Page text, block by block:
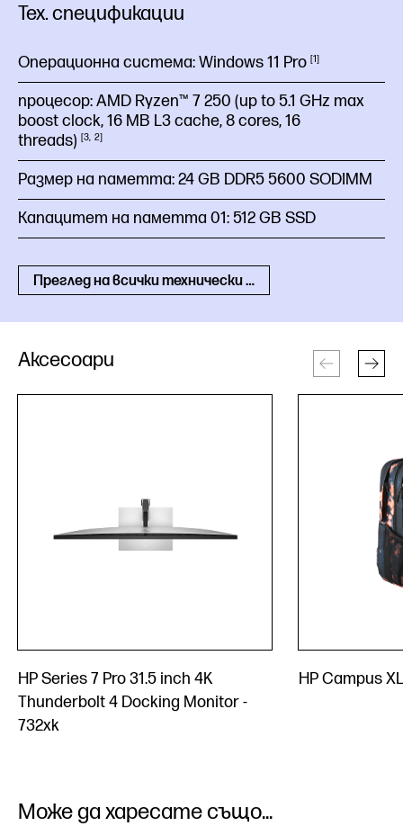
Тех. спецификации
Операционна система:Windows 11 Pro 1
процесор:AMD Ryzen™ 7 250 (up to 5.1 GHz max
boost clock, 16 MB L3 cache, 8 cores, 16
threads)
3 2
Размер на паметта:24 GB DDR5 5600 SODIMM
Капацитет на паметта 01:512 GB SSD
Преглед на всички технически спецификации
Аксесоари
HP Series 7 Pro 31.5 inch 4K
Thunderbolt 4 Docking Monitor -
732xk
HP Campus
Може да харесате също...